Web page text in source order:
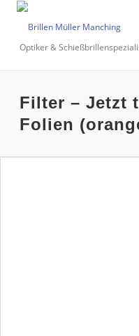
springen
Optiker &
Filter – Jetzt
Folien